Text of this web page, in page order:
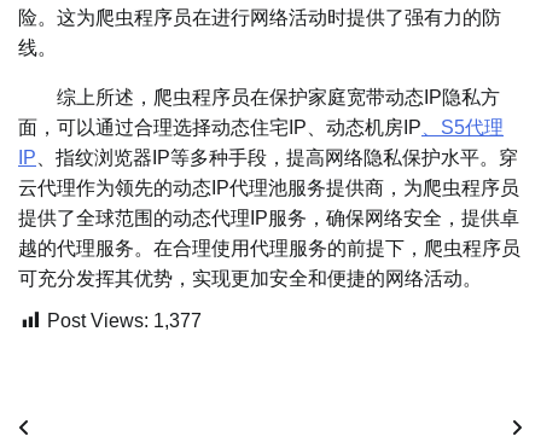
险。这为爬虫程序员在进行网络活动时提供了强有力的防
线。
综上所述，爬虫程序员在保护家庭宽带动态IP隐私方
面，可以通过合理选择动态住宅IP、动态机房IP 、S5代理
IP 、指纹浏览器IP等多种手段，提高网络隐私保护水平。穿
云代理作为领先的动态IP代理池服务提供商，为爬虫程序员
提供了全球范围的动态代理IP服务，确保网络安全，提供卓
越的代理服务。在合理使用代理服务的前提下，爬虫程序员
可充分发挥其优势，实现更加安全和便捷的网络活动。
Post Views: 1,377